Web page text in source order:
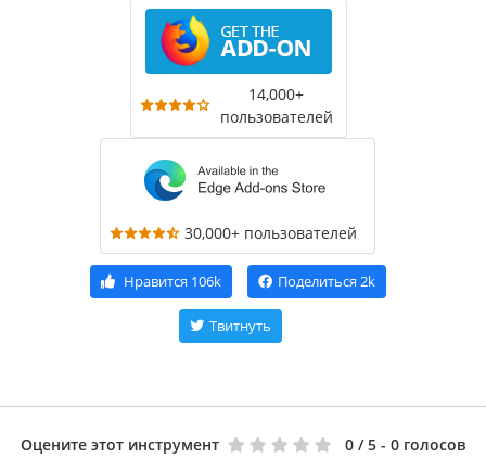
14,000+
пользователей
30,000+ пользователей
Нравится 106k Поделиться 2k
Твитнуть
Оцените этот инструмент 0 / 5 - 0 голосов